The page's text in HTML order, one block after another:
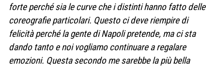
forte perché sia le curve che i distinti hanno fatto delle
coreografie particolari. Questo ci deve riempire di
felicità perché la gente di Napoli pretende, ma ci sta
dando tanto e noi vogliamo continuare a regalare
emozioni. Questa secondo me sarebbe la più bella